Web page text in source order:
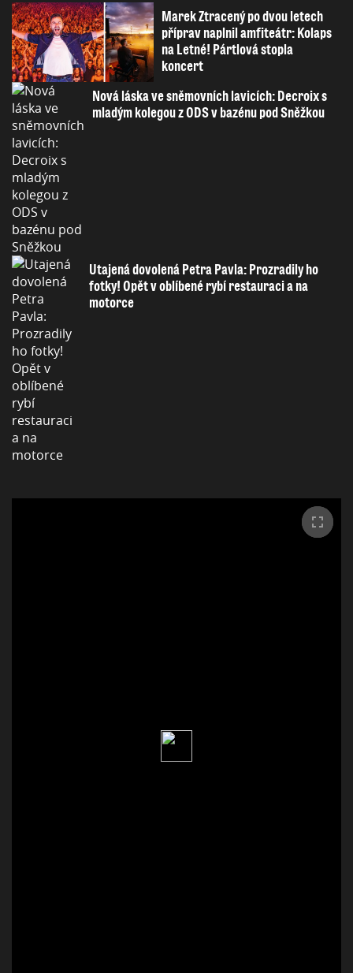
Marek Ztracený po dvou letech
příprav naplnil amfiteátr: Kolaps
na Letné! Pártlová stopla
koncert
Nová láska ve sněmovních lavicích: Decroix s
mladým kolegou z ODS v bazénu pod Sněžkou
Utajená dovolená Petra Pavla: Prozradily ho
fotky! Opět v oblíbené rybí restauraci a na
motorce